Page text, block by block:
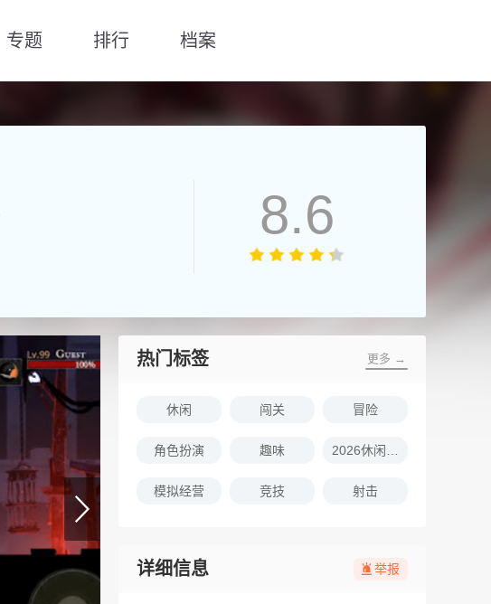
专题 排行 档案
8.6
热门标签 更多 →
休闲 闯关 冒险
角色扮演 趣味
模拟经营 竞技 射击
详细信息 举报